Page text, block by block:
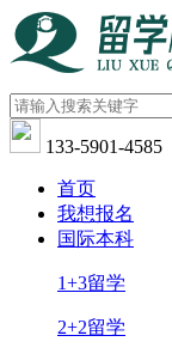
133-5901-4585
首页
我想报名
国际本科
1+3留学
2+2留学